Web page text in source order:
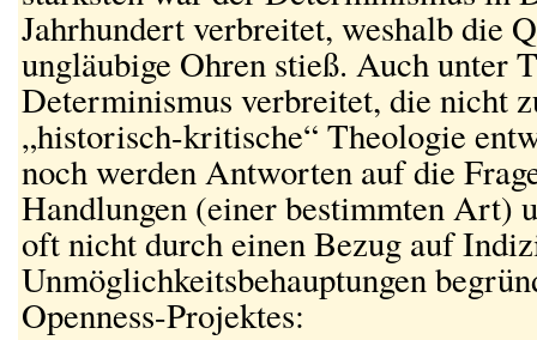
Jahrhundert verbreitet, weshalb die
ungläubige Ohren stieß. Auch unter
Determinismus verbreitet, die nicht
„historisch-kritische“ Theologie
noch werden Antworten auf die
Handlungen (einer bestimmten Art)
oft nicht durch einen Bezug auf
Unmöglichkeitsbehauptungen
Openness-Projektes: